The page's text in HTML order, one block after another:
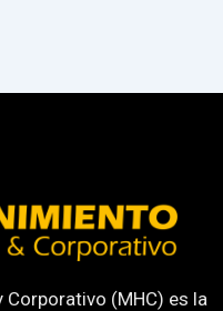
(MHC) es la